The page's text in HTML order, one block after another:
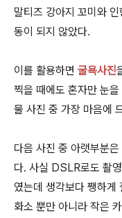
말티즈 강아지 꼬미와
동이 되지 않았다.
이를 활용하면 굴욕사진
찍을 때에도 혼자만 눈
물 사진 중 가장 마음에
다음 사진 중 아랫부분
다. 사실 DSLR로도 촬
였는데 생각보다 쨍하게
화소 뿐만 아니라 작은